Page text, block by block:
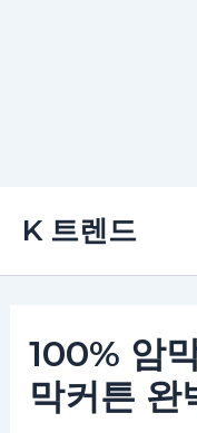
K 트렌드
100% 암
막커튼 완